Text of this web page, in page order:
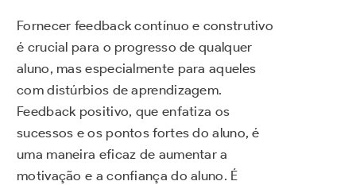
Fornecer feedback contínuo e construtivo
é crucial para o progresso de qualquer
aluno, mas especialmente para aqueles
com distúrbios de aprendizagem.
Feedback positivo, que enfatiza os
sucessos e os pontos fortes do aluno, é
uma maneira eficaz de aumentar a
motivação e a confiança do aluno. É